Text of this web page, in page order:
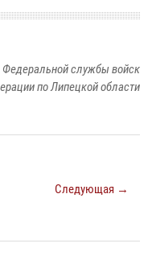
службы войск
по Липецкой области
Следующая →